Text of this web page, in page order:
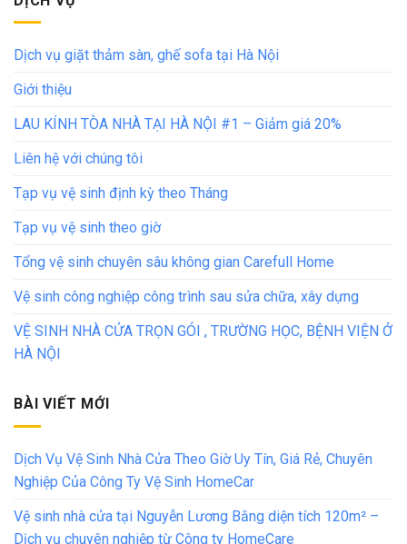
Dịch vụ giặt thảm sàn, ghế sofa tại Hà Nội
Giới thiệu
LAU KÍNH TÒA NHÀ TẠI HÀ NỘI #1 – Giảm giá 20%
Liên hệ với chúng tôi
Tạp vụ vệ sinh định kỳ theo Tháng
Tạp vụ vệ sinh theo giờ
Tổng vệ sinh chuyên sâu không gian Carefull Home
Vệ sinh công nghiệp công trình sau sửa chữa, xây dựng
VỆ SINH NHÀ CỬA TRỌN GÓI , TRƯỜNG HỌC, BỆNH VIỆN Ở
HÀ NỘI
BÀI VIẾT MỚI
Dịch Vụ Vệ Sinh Nhà Cửa Theo Giờ Uy Tín, Giá Rẻ, Chuyên
Nghiệp Của Công Ty Vệ Sinh HomeCar
Vệ sinh nhà cửa tại Nguyễn Lương Bằng diện tích 120m² –
Dịch vụ chuyên nghiệp từ Công ty HomeCare